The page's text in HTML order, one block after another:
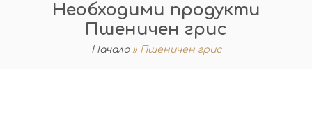
Необходими продукти
Пшеничен грис
Начало » Пшеничен грис